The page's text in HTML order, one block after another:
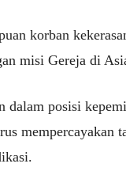
korban
misi Gereja di
dalam posisi
mempercayakan